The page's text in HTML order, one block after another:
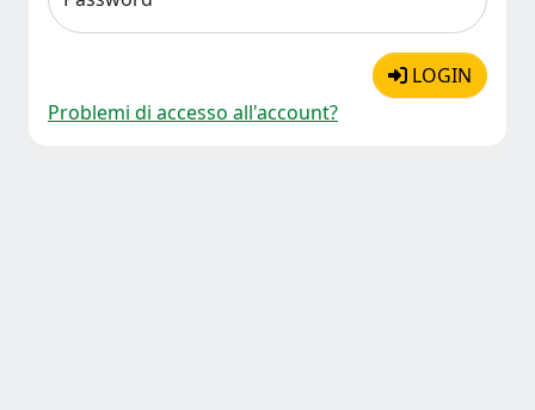
LOGIN
Problemi di accesso all'account?